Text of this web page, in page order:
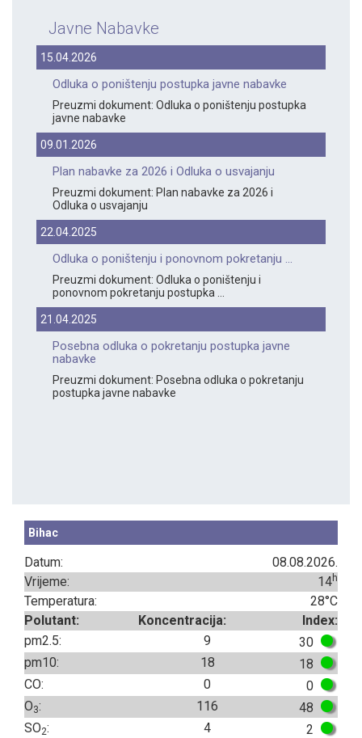
Javne Nabavke
15.04.2026
Odluka o poništenju postupka javne nabavke
Preuzmi dokument: Odluka o poništenju postupka
javne nabavke
09.01.2026
Plan nabavke za 2026 i Odluka o usvajanju
Preuzmi dokument: Plan nabavke za 2026 i
Odluka o usvajanju
22.04.2025
Odluka o poništenju i ponovnom pokretanju ...
Preuzmi dokument: Odluka o poništenju i
ponovnom pokretanju postupka ...
21.04.2025
Posebna odluka o pokretanju postupka javne
nabavke
Preuzmi dokument: Posebna odluka o pokretanju
postupka javne nabavke
Bihac
Datum:
08.08.2026.
Vrijeme:
14h
Temperatura:
28°C
Polutant:
Koncentracija:
Index:
pm2.5:
9
30
pm10:
18
18
CO:
0
0
O3: 116
48
SO2: 4
2